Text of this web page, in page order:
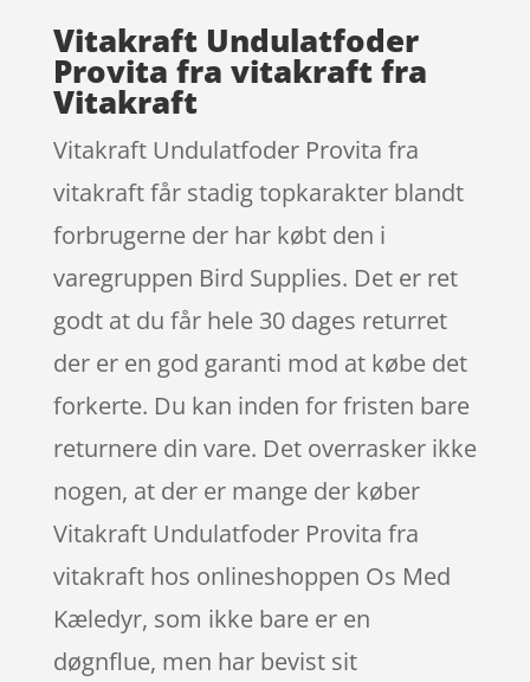
Vitakraft Undulatfoder
Provita fra vitakraft fra
Vitakraft
Vitakraft Undulatfoder Provita fra
vitakraft får stadig topkarakter blandt
forbrugerne der har købt den i
varegruppen Bird Supplies. Det er ret
godt at du får hele 30 dages returret
der er en god garanti mod at købe det
forkerte. Du kan inden for fristen bare
returnere din vare. Det overrasker ikke
nogen, at der er mange der køber
Vitakraft Undulatfoder Provita fra
vitakraft hos onlineshoppen Os Med
Kæledyr, som ikke bare er en
døgnflue, men har bevist sit